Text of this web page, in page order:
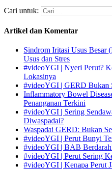
Cari untuk:
Artikel dan Komentar
Sindrom Iritasi Usus Besar
Usus dan Stres
#videoYGI | Nyeri Perut?
Lokasinya
#videoYGI | GERD Bukan
Inflammatory Bowel
Penanganan Terkini
#videoYGI | Sering
Diwaspadai?
Waspadai GERD: Bukan
#videoYGI | Perut Bunyi
#videoYGI | BAB
#videoYGI | Perut Sering
#videoYGI | Kenapa Perut